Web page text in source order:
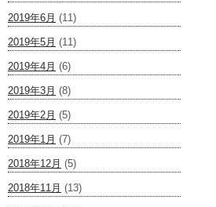
2019年6月 (11)
2019年5月 (11)
2019年4月 (6)
2019年3月 (8)
2019年2月 (5)
2019年1月 (7)
2018年12月 (5)
2018年11月 (13)